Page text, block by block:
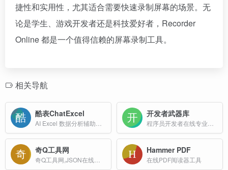
捷性和实用性，尤其适合需要快速录制屏幕的场景。无
论是学生、游戏开发者还是科技爱好者，Recorder
Online 都是一个值得信赖的屏幕录制工具。
相关导航
酷表ChatExcel 开发者武器库
奇Q工具网 Hammer PDF
在线PDF阅读器工具